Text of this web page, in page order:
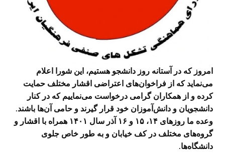
امروز که در آستانه روز دانشجو هستیم، این‌ شورا اعلام
می‌نماید که از فراخوان‌های اعتراضی اقشار مختلف حمایت
کرده و از همکاران گرامی درخواست می‌نماییم که در کنار
دانشجویان و دانش‌آموزان خود قرار گیرند و حامی آن‌ها باشند.
وعده ما روزهای ۱۴، ۱۵ و ۱۶ آذر سال ۱۴۰۱ همراه با اقشار و
گروه‌های مختلف در کف خیابان و به طور خاص جلوی
دانشگاه‌ها.